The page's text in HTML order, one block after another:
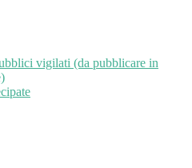
vigilati (da pubblicare in